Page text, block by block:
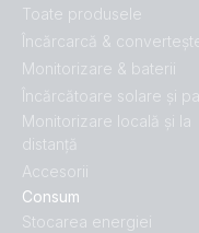
Toate produsele
Încărcarcă &
Monitorizare & baterii
Încărcătoare solare și
Monitorizare locală și la
distanță
Accesorii
Consum
Stocarea energiei